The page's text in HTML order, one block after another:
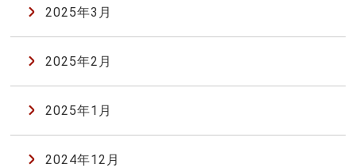
2025年3月
2025年2月
2025年1月
2024年12月